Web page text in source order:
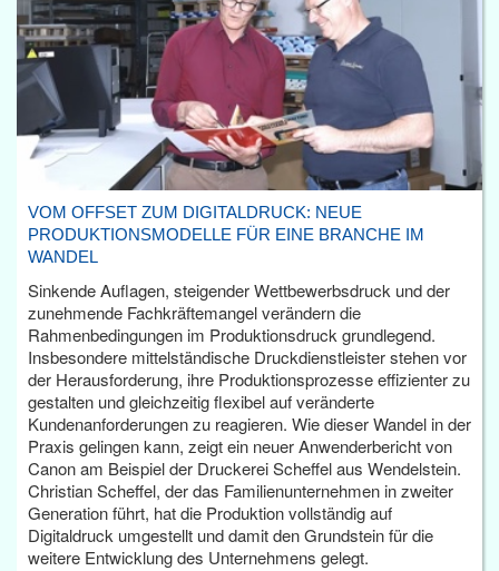
VOM OFFSET ZUM DIGITALDRUCK: NEUE
PRODUKTIONSMODELLE FÜR EINE BRANCHE IM
WANDEL
Sinkende Auflagen, steigender Wettbewerbsdruck und der
zunehmende Fachkräftemangel verändern die
Rahmenbedingungen im Produktionsdruck grundlegend.
Insbesondere mittelständische Druckdienstleister stehen vor
der Herausforderung, ihre Produktionsprozesse effizienter zu
gestalten und gleichzeitig flexibel auf veränderte
Kundenanforderungen zu reagieren. Wie dieser Wandel in der
Praxis gelingen kann, zeigt ein neuer Anwenderbericht von
Canon am Beispiel der Druckerei Scheffel aus Wendelstein.
Christian Scheffel, der das Familienunternehmen in zweiter
Generation führt, hat die Produktion vollständig auf
Digitaldruck umgestellt und damit den Grundstein für die
weitere Entwicklung des Unternehmens gelegt.